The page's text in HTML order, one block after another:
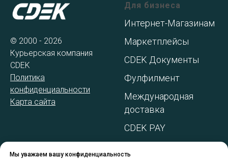
Мы уважаем вашу конфиденциальность
© 2000 - 2026
Курьерская компания
CDEK
Политика
конфиденциальности
Карта сайта
Для бизнеса
Интернет-Магазинам
Маркетплейсы
CDEK Документы
Фулфилмент
Международная
доставка
CDEK PAY
Полезное КОНТАКТЫ